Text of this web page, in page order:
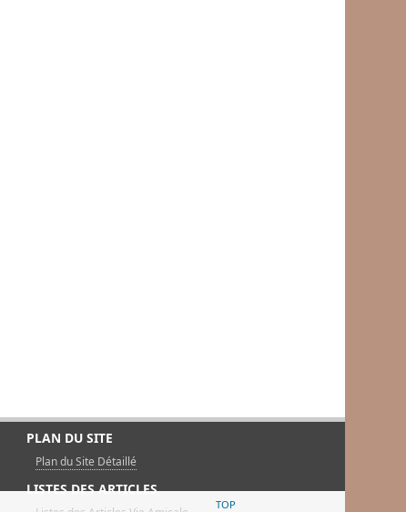
PLAN DU SITE
Plan du Site Détaillé
LISTES DES ARTICLES
TOP